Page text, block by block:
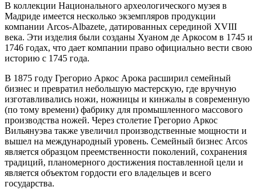
В коллекции Национального археологического музея в
Мадриде имеется несколько экземпляров продукции
компании Arcos-Albazete, датированных серединой XVIII
века. Эти изделия были созданы Хуаном де Аркосом в 1745 и
1746 годах, что дает компании право официально вести свою
историю с 1745 года.
В 1875 году Грегорио Аркос Арока расширил семейный
бизнес и превратил небольшую мастерскую, где вручную
изготавливались ножи, ножницы и кинжалы в современную
(по тому времени) фабрику для промышленного массового
производства ножей. Через столетие Грегорио Аркос
Вильянуэва также увеличил производственные мощности и
вышел на международный уровень. Семейный бизнес Arcos
является образцом преемственности поколений, сохранения
традиций, планомерного достижения поставленной цели и
является объектом гордости его владельцев и всего
государства.